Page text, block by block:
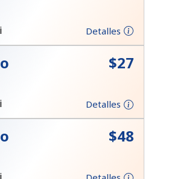
mejores
de
Detalles
⁦$27⁩
Detalles
⁦$48⁩